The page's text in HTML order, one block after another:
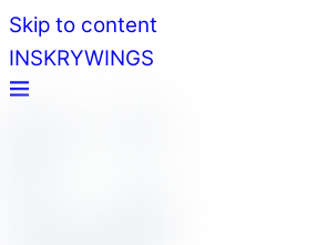
Skip to content
INSKRYWINGS